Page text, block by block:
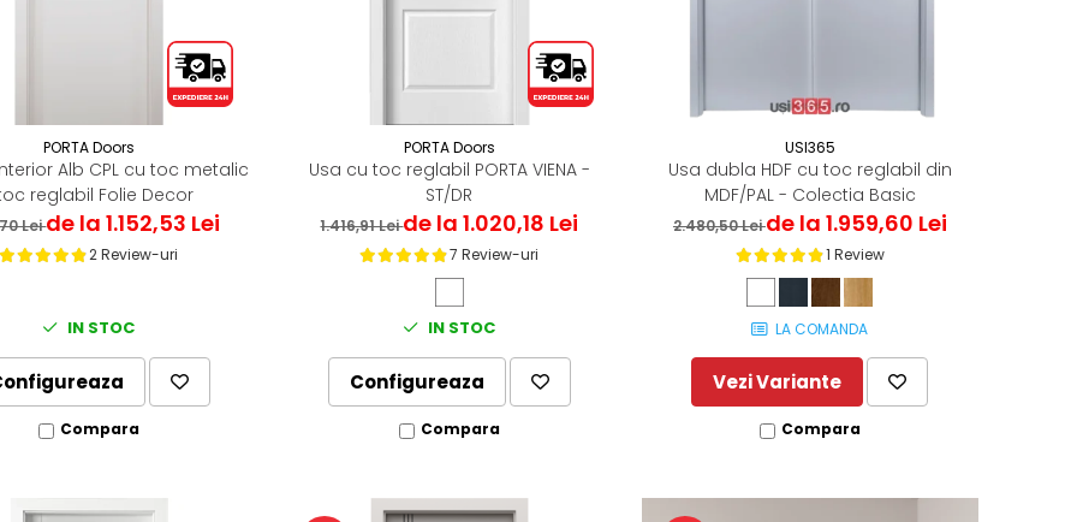
PORTA Doors
Alb CPL cu toc metalic
reglabil Folie Decor
Leide la 1.152,53 Lei
2 Review-uri
IN STOC
Compara
PORTA Doors
Usa cu toc reglabil PORTA VIENA -
ST/DR
1.416,91 Leide la 1.020,18 Lei
7 Review-uri
IN STOC
Configureaza
Compara
USI365
Usa dubla HDF cu toc reglabil din
MDF/PAL - Colectia Basic
2.480,50 Leide la 1.959,60 Lei
1 Review
LA COMANDA
Vezi Variante
Compara